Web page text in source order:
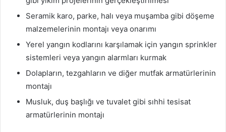
Seramik karo, parke, halı veya muşamba gibi döşeme
malzemelerinin montajı veya onarımı
Yerel yangın kodlarını karşılamak için yangın sprinkler
sistemleri veya yangın alarmları kurmak
Dolapların, tezgahların ve diğer mutfak armatürlerinin
montajı
Musluk, duş başlığı ve tuvalet gibi sıhhi tesisat
armatürlerinin montajı